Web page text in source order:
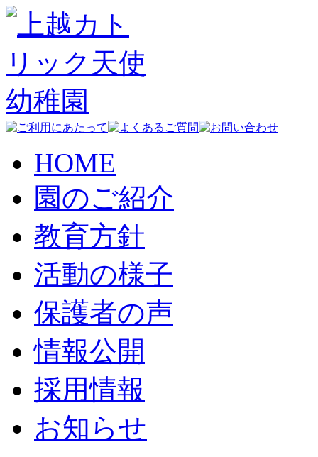
HOME
園のご紹介
教育方針
活動の様子
保護者の声
情報公開
採用情報
お知らせ